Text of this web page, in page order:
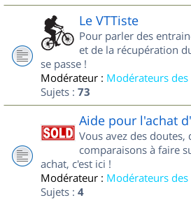
Le VTTiste
Pour parler des
et de la récupération
se passe !
Modérateur : Modérateurs
Sujets : 73
Aide pour l'achat
Vous avez des doutes,
comparaisons à faire
achat, c'est ici !
Modérateur : Modérateurs
Sujets : 4